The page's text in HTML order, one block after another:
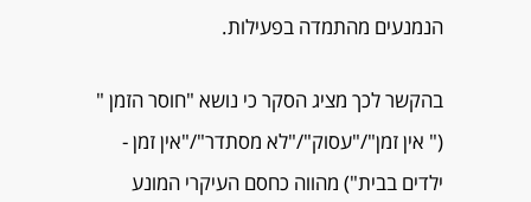
הנמנעים מהתמדה בפעילות.
בהקשר לכך מציג הסקר כי נושא "חוסר הזמן "
(" אין זמן"/"עסוק"/"לא מסתדר"/"אין זמן -
ילדים בבית") מהווה כחסם העיקרי המונע